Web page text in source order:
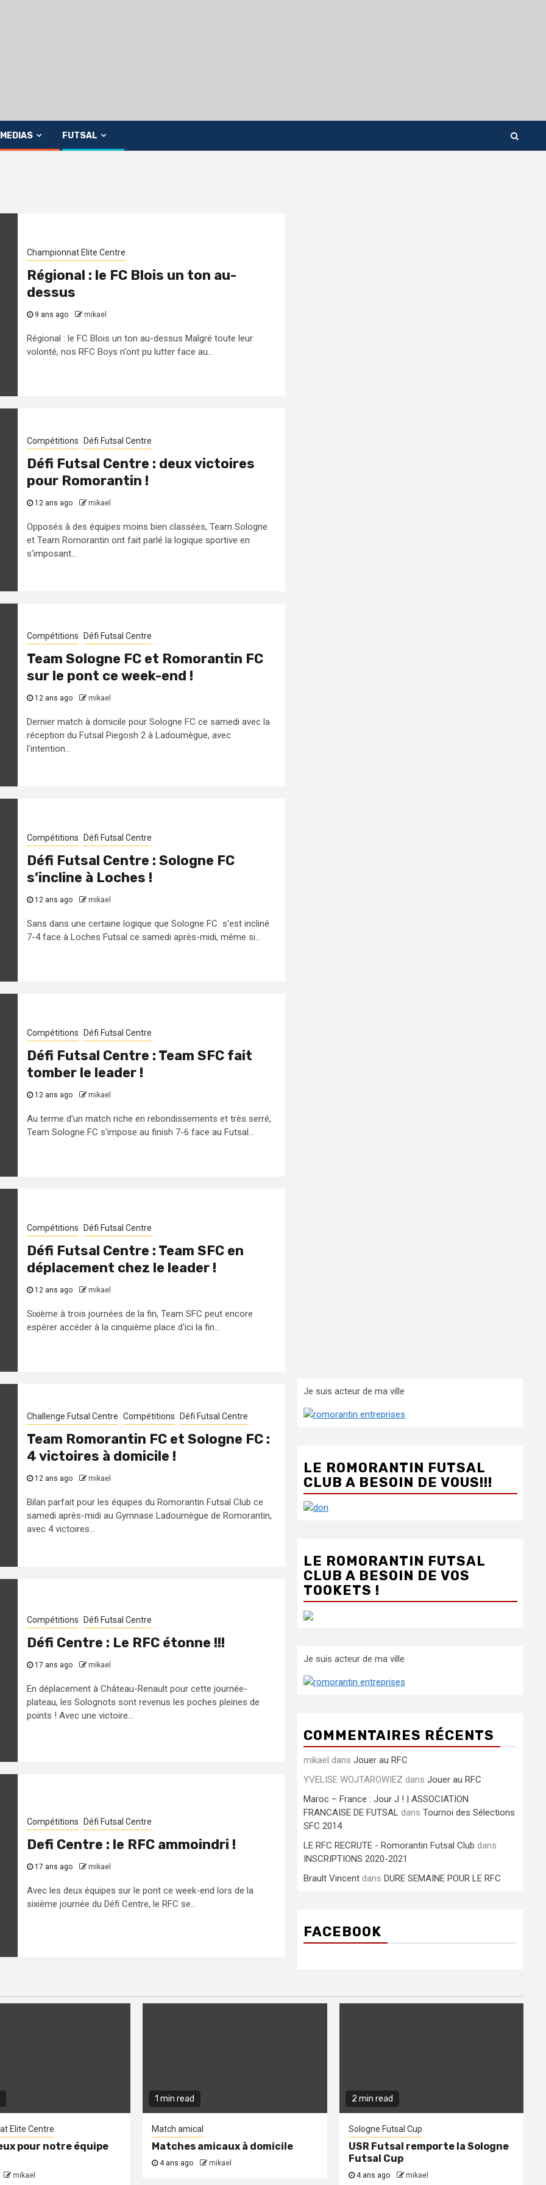
MEDIAS FUTSAL
Championnat Elite Centre
Régional : le FC Blois un ton au-
dessus
9 ans ago mikael
Régional : le FC Blois un ton au-dessus Malgré toute leur
volonté, nos RFC Boys n'ont pu lutter face au...
Compétitions Défi Futsal Centre
Défi Futsal Centre : deux victoires
pour Romorantin !
12 ans ago mikael
Opposés à des équipes moins bien classées, Team Sologne
et Team Romorantin ont fait parlé la logique sportive en
s'imposant...
Compétitions Défi Futsal Centre
Team Sologne FC et Romorantin FC
sur le pont ce week-end !
12 ans ago mikael
Dernier match à domicile pour Sologne FC ce samedi avec la
réception du Futsal Piegosh 2 à Ladoumègue, avec
l'intention...
Compétitions Défi Futsal Centre
Défi Futsal Centre : Sologne FC
s’incline à Loches !
12 ans ago mikael
Sans dans une certaine logique que Sologne FC s'est incliné
7-4 face à Loches Futsal ce samedi après-midi, même si...
Compétitions Défi Futsal Centre
Défi Futsal Centre : Team SFC fait
tomber le leader !
12 ans ago mikael
Au terme d'un match riche en rebondissements et très serré,
Team Sologne FC s'impose au finish 7-6 face au Futsal...
Compétitions Défi Futsal Centre
Défi Futsal Centre : Team SFC en
déplacement chez le leader !
12 ans ago mikael
Sixième à trois journées de la fin, Team SFC peut encore
espérer accéder à la cinquième place d'ici la fin...
Challenge Futsal Centre Compétitions Défi Futsal Centre
Team Romorantin FC et Sologne FC :
4 victoires à domicile !
12 ans ago mikael
Bilan parfait pour les équipes du Romorantin Futsal Club ce
samedi après-midi au Gymnase Ladoumègue de Romorantin,
avec 4 victoires...
Compétitions Défi Futsal Centre
Défi Centre : Le RFC étonne !!!
17 ans ago mikael
En déplacement à Château-Renault pour cette journée-
plateau, les Solognots sont revenus les poches pleines de
points ! Avec une victoire...
Compétitions Défi Futsal Centre
Defi Centre : le RFC ammoindri !
17 ans ago mikael
Avec les deux équipes sur le pont ce week-end lors de la
sixième journée du Défi Centre, le RFC se...
Je suis acteur de ma ville
LE ROMORANTIN FUTSAL
CLUB A BESOIN DE VOUS!!!
LE ROMORANTIN FUTSAL
CLUB A BESOIN DE VOS
TOOKETS !
Je suis acteur de ma ville
COMMENTAIRES RÉCENTS
mikael dans Jouer au RFC
YVELISE WOJTAROWIEZ dans Jouer au RFC
Maroc – France : Jour J ! | ASSOCIATION
FRANCAISE DE FUTSAL dans Tournoi des Sélections
SFC 2014
LE RFC RECRUTE - Romorantin Futsal Club dans
INSCRIPTIONS 2020-2021
Brault Vincent dans DURE SEMAINE POUR LE RFC
FACEBOOK
Elite Centre
pour notre équipe
mikael
1 min read
Match amical
Matches amicaux à domicile
4 ans ago mikael
2 min read
Sologne Futsal Cup
USR Futsal remporte la Sologne
Futsal Cup
4 ans ago mikael